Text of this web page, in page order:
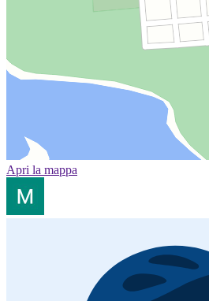
Apri la mappa